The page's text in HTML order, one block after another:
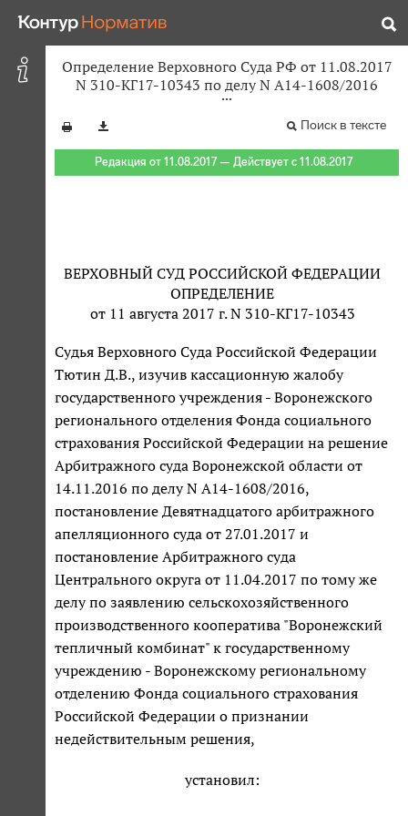
Определение Верховного Суда РФ от 11.08.2017
N 310-КГ17-10343 по делу N А14-1608/2016
Поиск в тексте
Редакция от 11.08.2017 — Действует с 11.08.2017
ВЕРХОВНЫЙ СУД РОССИЙСКОЙ ФЕДЕРАЦИИ
ОПРЕДЕЛЕНИЕ
от 11 августа 2017 г. N 310-КГ17-10343
Судья Верховного Суда Российской Федерации
Тютин Д.В., изучив кассационную жалобу
государственного учреждения - Воронежского
регионального отделения Фонда социального
страхования Российской Федерации на решение
Арбитражного суда Воронежской области от
14.11.2016 по делу N А14-1608/2016,
постановление Девятнадцатого арбитражного
апелляционного суда от 27.01.2017 и
постановление Арбитражного суда
Центрального округа от 11.04.2017 по тому же
делу по заявлению сельскохозяйственного
производственного кооператива "Воронежский
тепличный комбинат" к государственному
учреждению - Воронежскому региональному
отделению Фонда социального страхования
Российской Федерации о признании
недействительным решения,
установил: